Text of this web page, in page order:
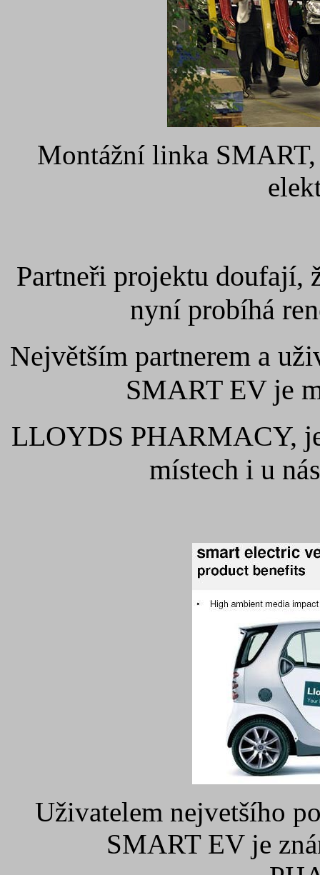
Montážní linka
Partneři projektu doufají,
nyní probíhá
Největším partnerem a
SMART EV je
LLOYDS PHARMACY,
místech i u
Uživatelem nejvetšího
SMART EV je